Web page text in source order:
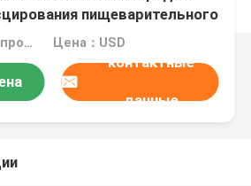
пищеварительного
MOQ：Мы можем произвести жидкостные и лиофилизованные наборы Цена：USD
контактные
данные